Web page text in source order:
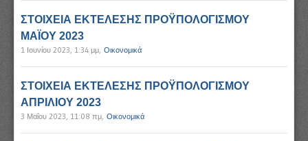
ΣΤΟΙΧΕΙΑ ΕΚΤΕΛΕΣΗΣ ΠΡΟΫΠΟΛΟΓΙΣΜΟΥ
ΜΑΪΟΥ 2023
1 Ιουνίου 2023, 1:34 μμ, Οικονομικά
ΣΤΟΙΧΕΙΑ ΕΚΤΕΛΕΣΗΣ ΠΡΟΫΠΟΛΟΓΙΣΜΟΥ
ΑΠΡΙΛΙΟΥ 2023
3 Μαΐου 2023, 11:08 πμ, Οικονομικά